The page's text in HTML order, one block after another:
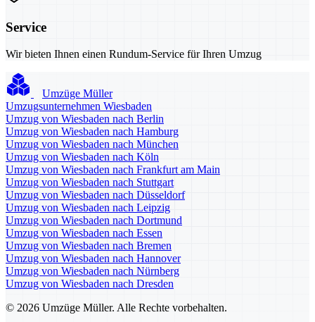
Service
Wir bieten Ihnen einen Rundum-Service für Ihren Umzug
Umzüge Müller
Umzugsunternehmen Wiesbaden
Umzug von Wiesbaden nach Berlin
Umzug von Wiesbaden nach Hamburg
Umzug von Wiesbaden nach München
Umzug von Wiesbaden nach Köln
Umzug von Wiesbaden nach Frankfurt am Main
Umzug von Wiesbaden nach Stuttgart
Umzug von Wiesbaden nach Düsseldorf
Umzug von Wiesbaden nach Leipzig
Umzug von Wiesbaden nach Dortmund
Umzug von Wiesbaden nach Essen
Umzug von Wiesbaden nach Bremen
Umzug von Wiesbaden nach Hannover
Umzug von Wiesbaden nach Nürnberg
Umzug von Wiesbaden nach Dresden
© 2026 Umzüge Müller. Alle Rechte vorbehalten.